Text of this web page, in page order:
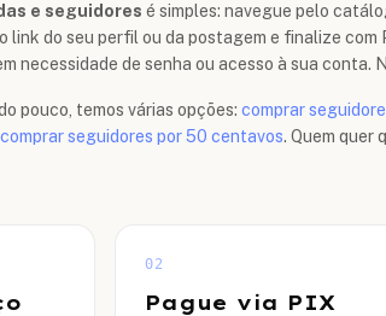
e seguidores é simples: navegue pelo
link do seu perfil ou da postagem e finalize com
necessidade de senha ou acesso à sua conta.
pouco, temos várias opções: comprar
comprar seguidores por 50 centavos. Quem quer
02
Pague via PIX